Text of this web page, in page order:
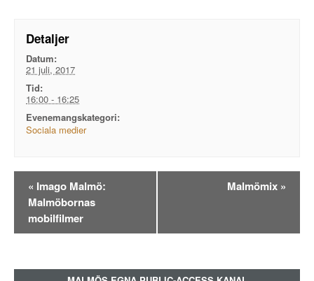
Detaljer
Datum:
21 juli, 2017
Tid:
16:00 - 16:25
Evenemangskategori:
Sociala medier
Evenemangsnavigation
« Imago Malmö:
Malmöbornas
mobilfilmer
Malmömix »